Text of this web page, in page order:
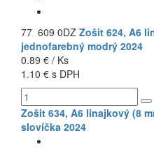
77 609 0DZ Zošit 624, A6
jednofarebný modrý 2024
0.89 € / Ks
1.10 € s DPH
Zošit 634, A6 linajkový (8
slovíčka 2024